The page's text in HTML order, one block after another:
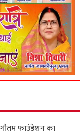
फाउंडेशन का